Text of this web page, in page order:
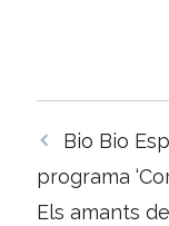
Navegació
per
les
Bio Bio
programa
Els amants